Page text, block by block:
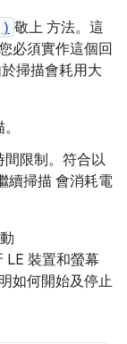
敬上 方法。這
必須實作這個回
掃描會耗用大
間限制。符合以
續掃描 會消耗電
LE 裝置和螢幕
如何開始及停止